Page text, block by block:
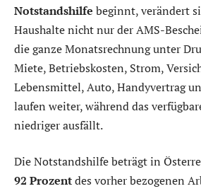
Notstandshilfe beginnt, verändert
Haushalte nicht nur der AMS-
die ganze Monatsrechnung unter
Miete, Betriebskosten, Strom,
Lebensmittel, Auto, Handyvertrag
laufen weiter, während das
niedriger ausfällt.
Die Notstandshilfe beträgt in
92 Prozentdes vorher bezogenen